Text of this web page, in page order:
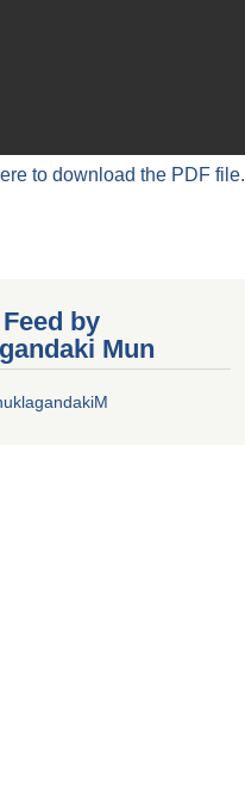
to download the PDF file.
by
Mun